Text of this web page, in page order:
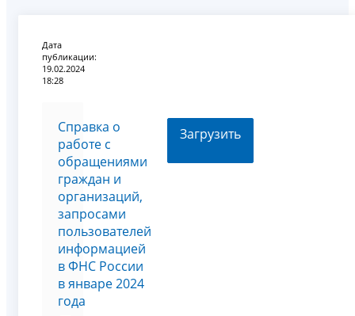
Дата
публикации:
19.02.2024
18:28
Справка о
работе с
обращениями
граждан и
организаций,
запросами
пользователей
информацией
в ФНС России
в январе 2024
года
Загрузить